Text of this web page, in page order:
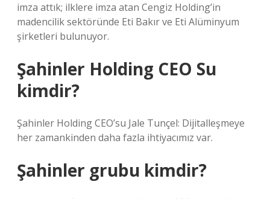
imza attık; ilklere imza atan Cengiz Holding’in
madencilik sektöründe Eti Bakır ve Eti Alüminyum
şirketleri bulunuyor.
Şahinler Holding CEO Su
kimdir?
Şahinler Holding CEO’su Jale Tunçel: Dijitalleşmeye
her zamankinden daha fazla ihtiyacımız var.
Şahinler grubu kimdir?